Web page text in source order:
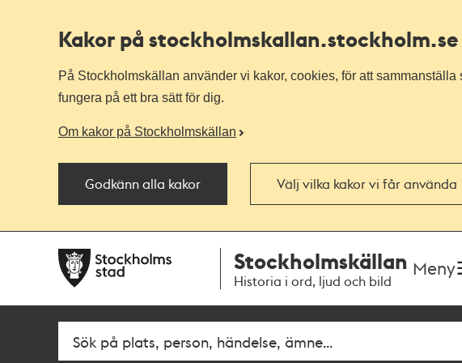
Kakor på stockholmskallan.stockholm.se
På Stockholmskällan använder vi kakor, cookies, för att
fungera på ett bra sätt för dig.
Om kakor på Stockholmskällan
Godkänn alla kakor Välj vilka kakor vi får använda
navigationen
huvudinnehållet
Stockholmskällan
Historia i ord, ljud och bild
Meny
Fritextsök